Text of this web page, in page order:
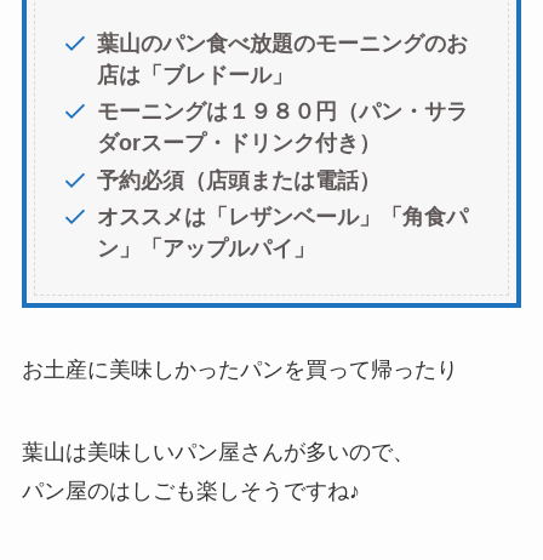
葉山のパン食べ放題のモーニングのお
店は「ブレドール」
モーニングは１９８０円（パン・サラ
ダorスープ・ドリンク付き）
予約必須（店頭または電話）
オススメは「レザンベール」「角食パ
ン」「アップルパイ」
お土産に美味しかったパンを買って帰ったり
葉山は美味しいパン屋さんが多いので、
パン屋のはしごも楽しそうですね♪